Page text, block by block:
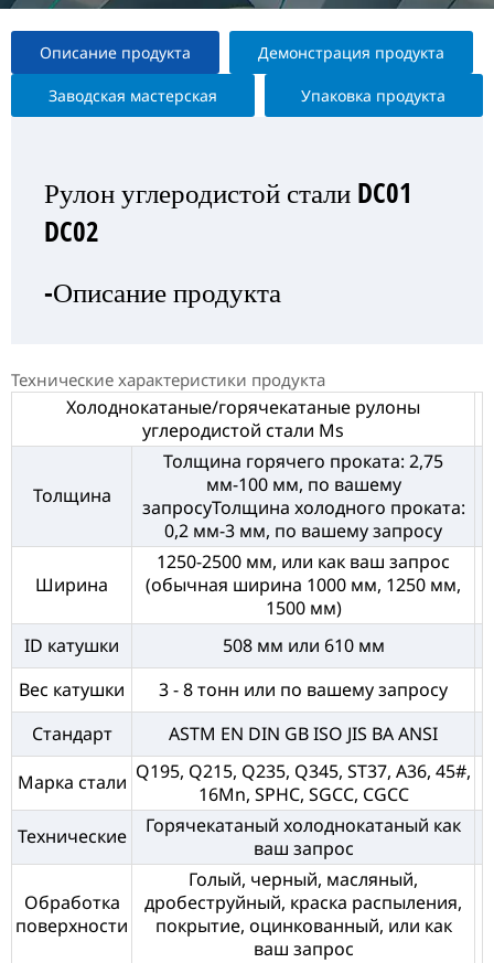
Описание продукта Демонстрация продукта
Заводская мастерская Упаковка продукта
Рулон углеродистой стали DC01
DC02
-Описание продукта
Технические характеристики продукта
Холоднокатаные/горячекатаные рулоны
углеродистой стали Ms
Толщина
Толщина горячего проката: 2,75
мм-100 мм, по вашему
запросуТолщина холодного проката:
0,2 мм-3 мм, по вашему запросу
Ширина
1250-2500 мм, или как ваш запрос
(обычная ширина 1000 мм, 1250 мм,
1500 мм)
ID катушки
508 мм или 610 мм
Вес катушки
3 - 8 тонн или по вашему запросу
Стандарт
ASTM EN DIN GB ISO JIS BA ANSI
Марка стали Q195, Q215, Q235, Q345, ST37, A36, 45#,
16Mn, SPHC, SGCC, CGCC
Технические
Горячекатаный холоднокатаный как
ваш запрос
Обработка
поверхности
Голый, черный, масляный,
дробеструйный, краска распыления,
покрытие, оцинкованный, или как
ваш запрос
Рулон углеродистой стали DC01
DC02
—Выставка продукта
Рулон углеродистой стали DC01
DC02
— Заводская мастерская
Рулон углеродистой стали DC01
DC02
-Упаковка продукта